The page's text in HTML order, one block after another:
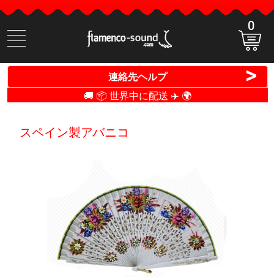
商
品
検
0
連絡先ヘルプ >
🚚 📦 世界中に配送 ✈️ 🌍
スペイン製アバニコ